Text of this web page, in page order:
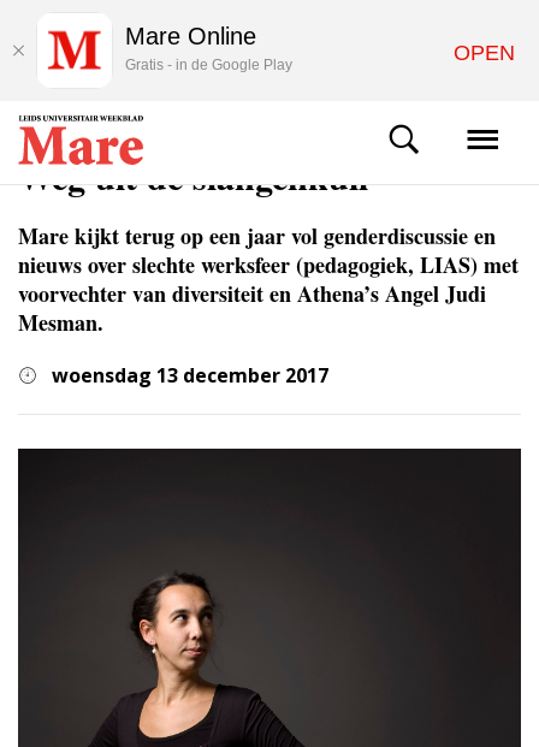
WETENSCHAP
Weg uit de slangenkuil
Mare kijkt terug op een jaar vol genderdiscussie en
nieuws over slechte werksfeer (pedagogiek, LIAS) met
voorvechter van diversiteit en Athena’s Angel Judi
Mesman.
woensdag 13 december 2017
Mare Online
Gratis - in de Google Play OPEN